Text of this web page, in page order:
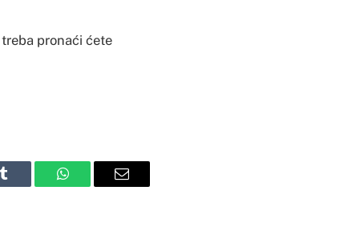
pronaći ćete
Tumblr WhatsAppEmail